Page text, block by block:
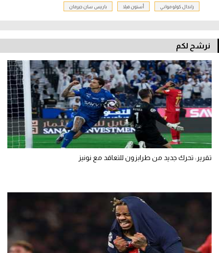
راندال كولو مواني أستون فيلا باريس سان جيرمان
نرشح لكم
تقرير: تحرك جديد من طرابزون للتعاقد مع نونيز